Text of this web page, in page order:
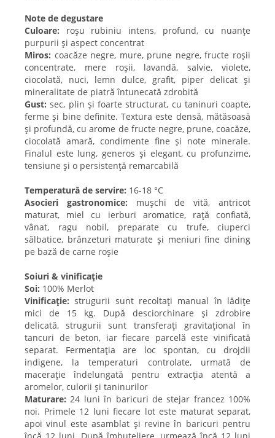
Note de degustare
Culoare: roșu rubiniu intens, profund, cu nuanțe
purpurii și aspect concentrat
Miros: coacăze negre, mure, prune negre, fructe roșii
concentrate, mere roșii, lavandă, salvie, violete,
ciocolată, nuci, lemn dulce, grafit, piper delicat și
mineralitate de piatră întunecată zdrobită
Gust: sec, plin și foarte structurat, cu taninuri coapte,
ferme și bine definite. Textura este densă, mătăsoasă
și profundă, cu arome de fructe negre, prune, coacăze,
ciocolată amară, condimente fine și note minerale.
Finalul este lung, generos și elegant, cu profunzime,
tensiune și o persistență remarcabilă
Temperatură de servire: 16-18 °C
Asocieri gastronomice: mușchi de vită, antricot
maturat, miel cu ierburi aromatice, rață confiată,
vânat, ragu nobil, preparate cu trufe, ciuperci
sălbatice, brânzeturi maturate și meniuri fine dining
pe bază de carne roșie
Soiuri & vinificație
Soi: 100% Merlot
Vinificație: strugurii sunt recoltați manual în lădițe
mici de 15 kg. După desciorchinare și zdrobire
delicată, strugurii sunt transferați gravitațional în
tancuri de beton, iar fiecare parcelă este vinificată
separat. Fermentația are loc spontan, cu drojdii
indigene, la temperaturi controlate, urmată de
macerație îndelungată pentru extracția atentă a
aromelor, culorii și taninurilor
Maturare: 24 luni în baricuri de stejar francez 100%
noi. Primele 12 luni fiecare lot este maturat separat,
apoi vinul este asamblat și revine în baricuri pentru